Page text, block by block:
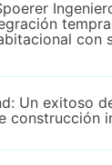
con
Un exitoso
construcción